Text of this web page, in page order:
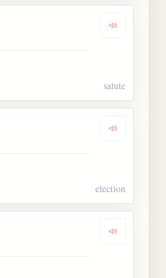
Dengarkan
salute
Dengarkan
election
Dengarkan